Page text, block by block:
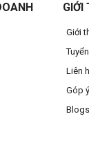
GIỚI
Giới
Liên
Góp ý